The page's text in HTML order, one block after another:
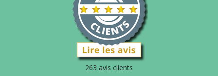
263 avis clients